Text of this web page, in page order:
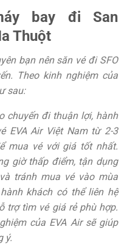
bay đi San
Thuột
bạn nên săn vé đi SFO
Theo kinh nghiệm của
sau:
chuyến đi thuận lợi, hành
EVA Air Việt Nam từ 2-3
mua vé với giá tốt nhất.
giờ thấp điểm, tận dụng
tránh mua vé vào mùa
khách có thể liên hệ
trợ tìm vé giá rẻ phù hợp.
của EVA Air sẽ giúp
ý.